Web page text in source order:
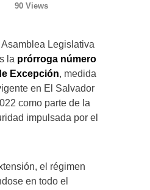
90 Views
Asamblea Legislativa
la prórroga número
Excepción, medida
en El Salvador
como parte de la
impulsada por el
el régimen
en todo el